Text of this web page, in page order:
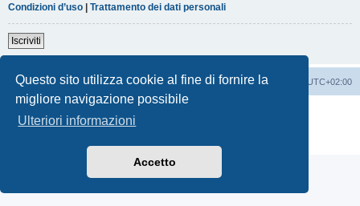
Questo sito utilizza cookie al fine di fornire la
migliore navigazione possibile
Ulteriori informazioni
Accetto
Condizioni d’uso | Trattamento dei dati personali
Iscriviti
Indice Tutti gli orari sono UTC+02:00
Cancella cookie
Contattaci
Traduzione Italiana